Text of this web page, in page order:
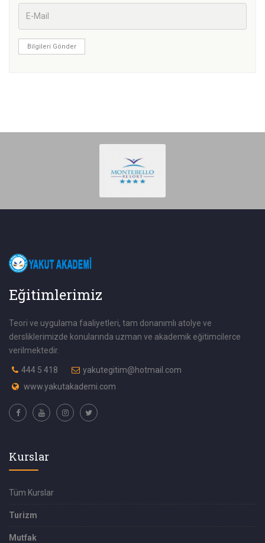
Bilgileri Gönder
Eğitimlerimiz
Teori ve uygulama faaliyetleri, tam donanımlı atolye ve
dersliklerimizde konularında uzman ve akademik eğitimcilerce
verilmektedir.
444 5 418
yakutegitim@hotmail.com
www.yakutakademi.com
Kurslar
Tüm Kurslar
Turizm
Mutfak